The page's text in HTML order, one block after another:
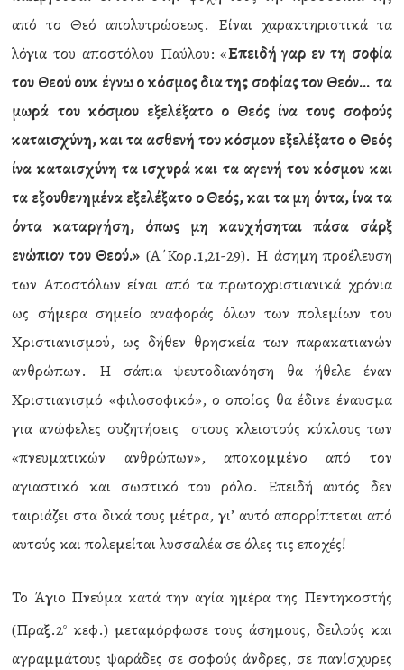
από το Θεό απολυτρώσεως. Είναι χαρακτηριστικά τα
λόγια του αποστόλου Παύλου: «Επειδή γαρ εν τη σοφία
του Θεού ουκ έγνω ο κόσμος δια της σοφίας τον Θεόν… τα
μωρά του κόσμου εξελέξατο ο Θεός ίνα τους σοφούς
καταισχύνη, και τα ασθενή του κόσμου εξελέξατο ο Θεός
ίνα καταισχύνη τα ισχυρά και τα αγενή του κόσμου και
τα εξουθενημένα εξελέξατο ο Θεός, και τα μη όντα, ίνα τα
όντα καταργήση, όπως μη καυχήσηται πάσα σάρξ
ενώπιον του Θεού.» (Α΄Κορ.1,21-29). Η άσημη προέλευση
των Αποστόλων είναι από τα πρωτοχριστιανικά χρόνια
ως σήμερα σημείο αναφοράς όλων των πολεμίων του
Χριστιανισμού, ως δήθεν θρησκεία των παρακατιανών
ανθρώπων. Η σάπια ψευτοδιανόηση θα ήθελε έναν
Χριστιανισμό «φιλοσοφικό», ο οποίος θα έδινε έναυσμα
για ανώφελες συζητήσεις στους κλειστούς κύκλους των
«πνευματικών ανθρώπων», αποκομμένο από τον
αγιαστικό και σωστικό του ρόλο. Επειδή αυτός δεν
ταιριάζει στα δικά τους μέτρα, γι’ αυτό απορρίπτεται από
αυτούς και πολεμείται λυσσαλέα σε όλες τις εποχές!
Το Άγιο Πνεύμα κατά την αγία ημέρα της Πεντηκοστής
(Πραξ.2ο κεφ.) μεταμόρφωσε τους άσημους, δειλούς και
αγραμμάτους ψαράδες σε σοφούς άνδρες, σε πανίσχυρες